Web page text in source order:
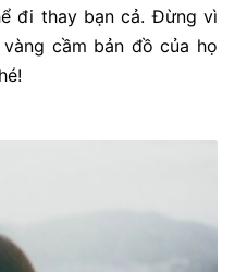
đi thay bạn cả. Đừng vì
cầm bản đồ của họ